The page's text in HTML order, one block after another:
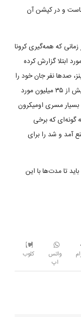
و در کپشن آن
زمانی که همه‌گیری کرونا
سه مورد ابتلا گزارش کرده
صدها نفر جان خود را
در هند بر اثر این ویروس از دست داده‌اند و بیش از ۳۵ میلیون مورد
مسری اومیکرون
گونه‌ای که برخی
آمد و شد را برای
تا مدت‌ها با این
واتس
اپ
کلوب